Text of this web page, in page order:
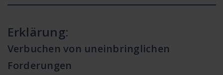
Erklärung:
Verbuchen von uneinbringlichen
Forderungen